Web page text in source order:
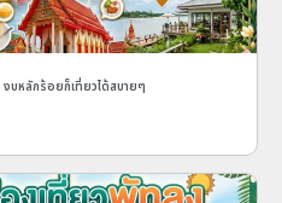
งบหลักร้อยก็เที่ยวได้สบายๆ